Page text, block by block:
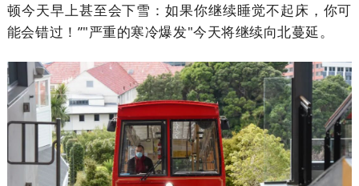
顿今天早上甚至会下雪：如果你继续睡觉不起床，你可
能会错过！”"严重的寒冷爆发"今天将继续向北蔓延。